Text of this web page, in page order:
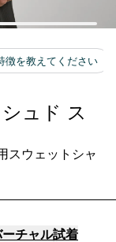
ュド ス
スウェットシャ
ーチャル試着